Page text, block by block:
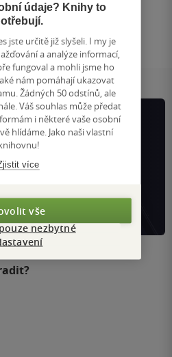
Přejít
na
stránku
/ 1
výhody
appce KDčko
tisíce knih
o klubu
údaje? Knihy to
jste určitě již slyšeli. I my je
a analýze informací,
fungoval a mohli jsme ho
nám pomáhají ukazovat
Žádných 50 odstínů, ale
Váš souhlas může předat
i některé vaše osobní
hlídáme. Jako naši vlastní
více
vše
nezbytné